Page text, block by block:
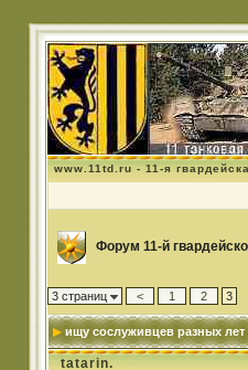
www.11td.ru - 11-я
Форум 11-й
3 страниц < 1 2 3
ищу сослуживцев разных лет
tatarin.